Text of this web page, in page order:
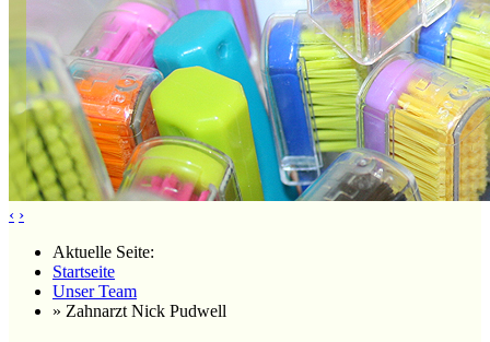
‹ ›
Aktuelle Seite:
Startseite
Unser Team
» Zahnarzt Nick Pudwell